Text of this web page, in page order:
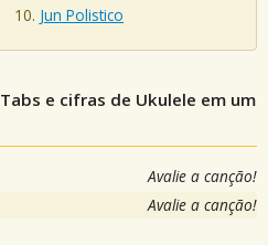
Jun Polistico
Tabs e cifras de Ukulele em um
Avalie a canção!
Avalie a canção!